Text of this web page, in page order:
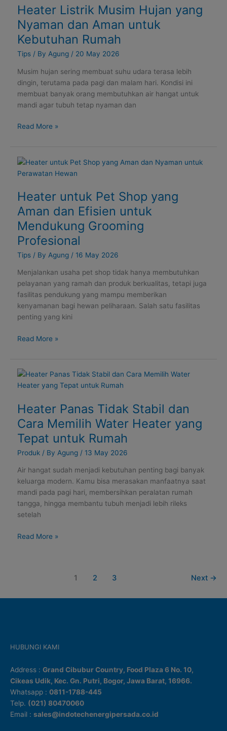
Heater Listrik Musim Hujan yang
Nyaman dan Aman untuk
Kebutuhan Rumah
Tips/ By Agung / 20 May 2026
Musim hujan sering membuat suhu udara terasa lebih
dingin, terutama pada pagi dan malam hari. Kondisi ini
membuat banyak orang membutuhkan air hangat untuk
mandi agar tubuh tetap nyaman dan
Hujan
yang
Nyaman
dan
Aman
Kebutuhan
Rumah
Read More »
Heater untuk Pet Shop yang
Aman dan Efisien untuk
Mendukung Grooming
Profesional
Tips/ By Agung / 16 May 2026
Menjalankan usaha pet shop tidak hanya membutuhkan
pelayanan yang ramah dan produk berkualitas, tetapi juga
fasilitas pendukung yang mampu memberikan
kenyamanan bagi hewan peliharaan. Salah satu fasilitas
penting yang kini
Heater
untuk
Shop
yang
Aman
dan
Efisien
untuk
Mendukung
Grooming
Profesional
Read More »
Heater Panas Tidak Stabil dan
Cara Memilih Water Heater yang
Tepat untuk Rumah
Produk/ By Agung / 13 May 2026
Air hangat sudah menjadi kebutuhan penting bagi banyak
keluarga modern. Kamu bisa merasakan manfaatnya saat
mandi pada pagi hari, membersihkan peralatan rumah
tangga, hingga membantu tubuh menjadi lebih rileks
setelah
Heater
Panas
Stabil
dan
Cara
Memilih
Water
yang
Tepat
untuk
Rumah
Read More »
1 2 3 Next →
HUBUNGI KAMI
Address : Grand Cibubur Country, Food Plaza 6 No. 10,
Cikeas Udik, Kec. Gn. Putri, Bogor, Jawa Barat, 16966.
Whatsapp : 0811-1788-445
Telp. (021) 80470060
Email : sales@indotechenergipersada.co.id